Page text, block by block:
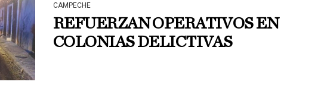
CAMPECHE
REFUERZAN OPERATIVOS EN
COLONIAS DELICTIVAS